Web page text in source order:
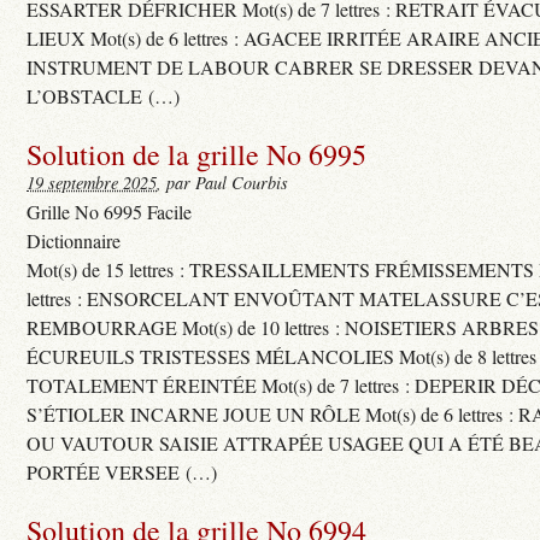
ESSARTER DÉFRICHER Mot(s) de 7 lettres : RETRAIT
LIEUX Mot(s) de 6 lettres : AGACEE IRRITÉE ARAIRE
INSTRUMENT DE LABOUR CABRER SE DRESSER
L’OBSTACLE (…)
Solution de la grille No 6995
19 septembre 2025, par Paul Courbis
Grille No 6995 Facile
Dictionnaire
Mot(s) de 15 lettres : TRESSAILLEMENTS FRÉMISSEMENTS
lettres : ENSORCELANT ENVOÛTANT MATELASSURE
REMBOURRAGE Mot(s) de 10 lettres : NOISETIERS
ÉCUREUILS TRISTESSES MÉLANCOLIES Mot(s) de 8
TOTALEMENT ÉREINTÉE Mot(s) de 7 lettres : DEPERIR
S’ÉTIOLER INCARNE JOUE UN RÔLE Mot(s) de 6 lettres :
OU VAUTOUR SAISIE ATTRAPÉE USAGEE QUI A ÉTÉ
PORTÉE VERSEE (…)
Solution de la grille No 6994